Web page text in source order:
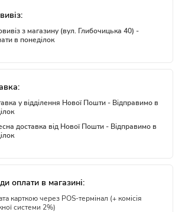
з магазину (вул. Глибочицька 40) -
в понеділок
у відділення Нової Пошти - Відправимо в
доставка від Нової Пошти - Відправимо в
оплати в магазині:
карткою через POS-термінал (+ комісія
системи 2%)